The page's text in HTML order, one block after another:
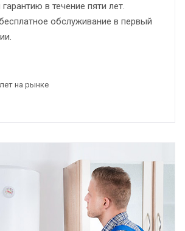
в течение пяти лет.
обслуживание в первый
на рынке